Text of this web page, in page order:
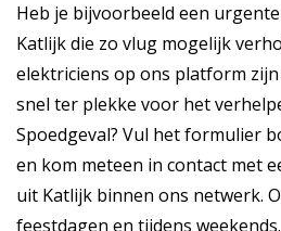
Heb je bijvoorbeeld een
Katlijk die zo vlug mogelijk
elektriciens op ons platform
snel ter plekke voor het
Spoedgeval? Vul het formulier
en kom meteen in contact met
uit Katlijk binnen ons netwerk.
feestdagen en tijdens